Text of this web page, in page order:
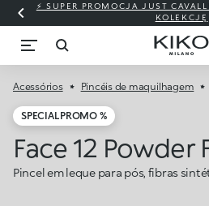
⚡ SUPER PROMOCJA JUST
KOLEKCJĘ
Acessórios Pincéis de maquilhagem
SPECIAL PROMO %
Face 12 Powder
Pincel em leque para pós, fibras